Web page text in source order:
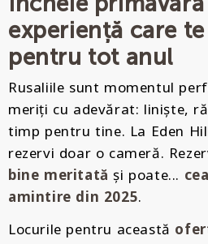
experiență care
pentru tot anul
Rusaliile sunt momentul
meriți cu adevărat: liniște,
timp pentru tine. La Eden
rezervi doar o cameră.
bine meritată și poate...
amintire din 2025.
Locurile pentru această